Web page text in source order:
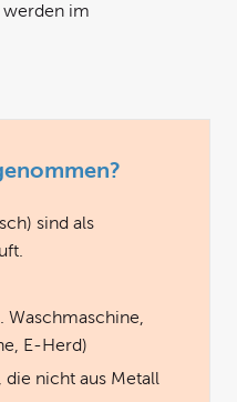
im
sind als
E-Herd)
die nicht aus Metall